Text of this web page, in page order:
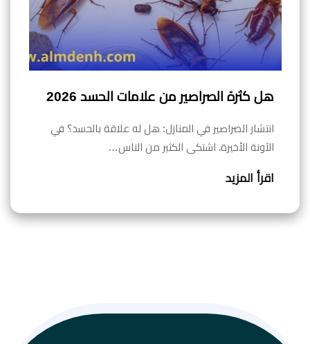
هل كثرة الصراصير من علامات الحسد 2026
انتشار الصراصير في المنازل: هل له علاقة بالحسد؟ في
الآونة الأخيرة، اشتكى الكثير من الناس…
اقرأ المزيد